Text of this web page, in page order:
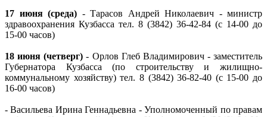
17 июня (среда) - Тарасов Андрей Николаевич - министр
здравоохранения Кузбасса тел. 8 (3842) 36-42-84 (с 14-00 до
15-00 часов)
18 июня (четверг) - Орлов Глеб Владимирович - заместитель
Губернатора Кузбасса (по строительству и жилищно-
коммунальному хозяйству) тел. 8 (3842) 36-82-40 (с 15-00 до
16-00 часов)
- Васильева Ирина Геннадьевна - Уполномоченный по правам